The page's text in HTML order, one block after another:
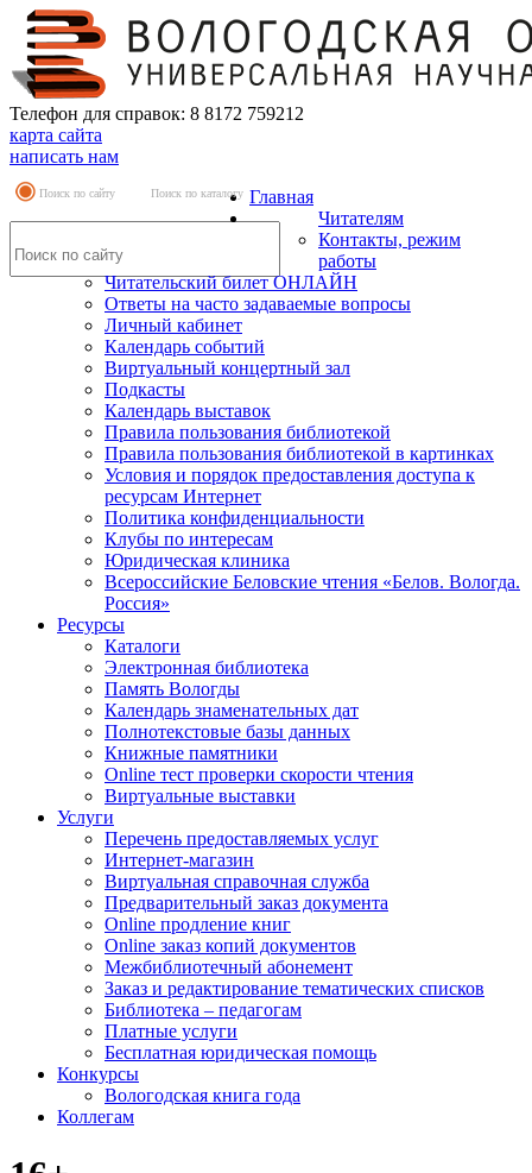
Телефон для справок: 8 8172 759212
карта сайта
написать нам
Поиск по сайту Поиск по каталогу Главная
Читателям
Контакты, режим
работы
Читательский билет ОНЛАЙН
Ответы на часто задаваемые вопросы
Личный кабинет
Календарь событий
Виртуальный концертный зал
Подкасты
Календарь выставок
Правила пользования библиотекой
Правила пользования библиотекой в картинках
Условия и порядок предоставления доступа к
ресурсам Интернет
Политика конфиденциальности
Клубы по интересам
Юридическая клиника
Всероссийские Беловские чтения «Белов. Вологда.
Россия»
Ресурсы
Каталоги
Электронная библиотека
Память Вологды
Календарь знаменательных дат
Полнотекстовые базы данных
Книжные памятники
Online тест проверки скорости чтения
Виртуальные выставки
Услуги
Перечень предоставляемых услуг
Интернет-магазин
Виртуальная справочная служба
Предварительный заказ документа
Online продление книг
Online заказ копий документов
Межбиблиотечный абонемент
Заказ и редактирование тематических списков
Библиотека – педагогам
Платные услуги
Бесплатная юридическая помощь
Конкурсы
Вологодская книга года
Коллегам